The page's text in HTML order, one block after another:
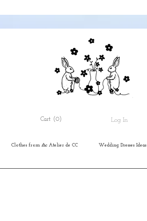
Cart (0) Log In
Clothes from ⨺c Atelier de CC Wedding Dresses Ideas